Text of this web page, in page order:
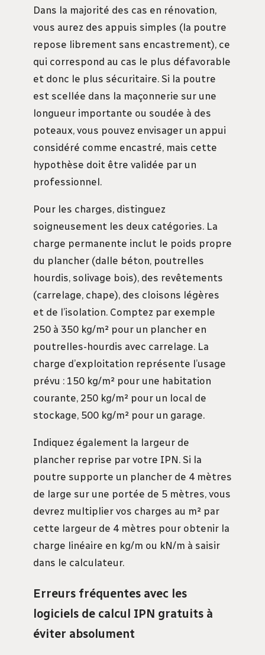
Dans la majorité des cas en rénovation,
vous aurez des appuis simples (la poutre
repose librement sans encastrement), ce
qui correspond au cas le plus défavorable
et donc le plus sécuritaire. Si la poutre
est scellée dans la maçonnerie sur une
longueur importante ou soudée à des
poteaux, vous pouvez envisager un appui
considéré comme encastré, mais cette
hypothèse doit être validée par un
professionnel.
Pour les charges, distinguez
soigneusement les deux catégories. La
charge permanente inclut le poids propre
du plancher (dalle béton, poutrelles
hourdis, solivage bois), des revêtements
(carrelage, chape), des cloisons légères
et de l’isolation. Comptez par exemple
250 à 350 kg/m² pour un plancher en
poutrelles-hourdis avec carrelage. La
charge d’exploitation représente l’usage
prévu : 150 kg/m² pour une habitation
courante, 250 kg/m² pour un local de
stockage, 500 kg/m² pour un garage.
Indiquez également la largeur de
plancher reprise par votre IPN. Si la
poutre supporte un plancher de 4 mètres
de large sur une portée de 5 mètres, vous
devrez multiplier vos charges au m² par
cette largeur de 4 mètres pour obtenir la
charge linéaire en kg/m ou kN/m à saisir
dans le calculateur.
Erreurs fréquentes avec les
logiciels de calcul IPN gratuits à
éviter absolument